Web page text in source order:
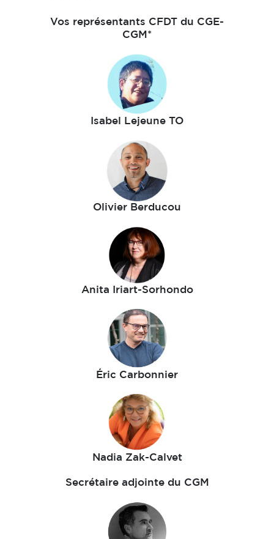
Vos représentants CFDT du CGE-
CGM*
Isabel Lejeune TO
Olivier Berducou
Anita Iriart-Sorhondo
Éric Carbonnier
Nadia Zak-Calvet
Secrétaire adjointe du CGM